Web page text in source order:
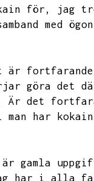
för,
jag
med
är
göra det
Är det
har
är gamla
har i alla